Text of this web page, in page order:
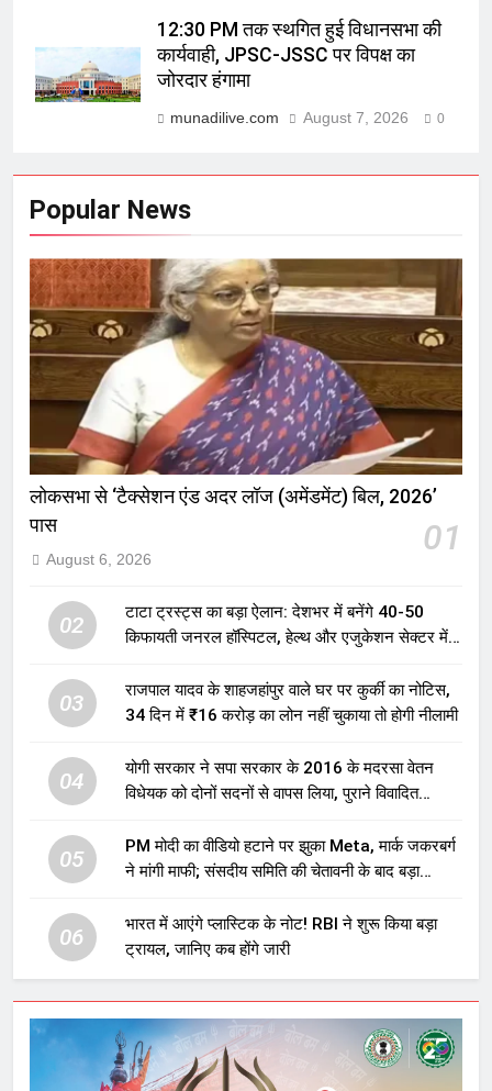
12:30 PM तक स्थगित हुई विधानसभा की
कार्यवाही, JPSC-JSSC पर विपक्ष का
जोरदार हंगामा
munadilive.com August 7, 2026 0
Popular News
लोकसभा से ‘टैक्सेशन एंड अदर लॉज (अमेंडमेंट) बिल, 2026’
पास
01
August 6, 2026
02
टाटा ट्रस्ट्स का बड़ा ऐलान: देशभर में बनेंगे 40-50
किफायती जनरल हॉस्पिटल, हेल्थ और एजुकेशन सेक्टर में
03
राजपाल यादव के शाहजहांपुर वाले घर पर कुर्की का नोटिस,
34 दिन में ₹16 करोड़ का लोन नहीं चुकाया तो होगी नीलामी
04
योगी सरकार ने सपा सरकार के 2016 के मदरसा वेतन
विधेयक को दोनों सदनों से वापस लिया, पुराने विवादित
05
PM मोदी का वीडियो हटाने पर झुका Meta, मार्क जकरबर्ग
ने मांगी माफी; संसदीय समिति की चेतावनी के बाद बड़ा
06
भारत में आएंगे प्लास्टिक के नोट! RBI ने शुरू किया बड़ा
ट्रायल, जानिए कब होंगे जारी